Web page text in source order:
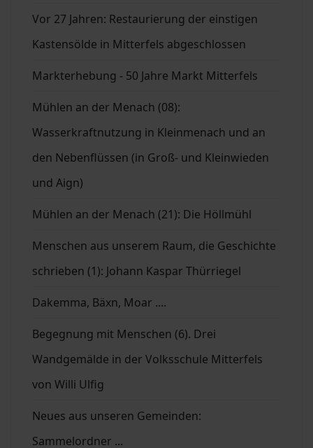
Vor 27 Jahren: Restaurierung der einstigen
Kastensölde in Mitterfels abgeschlossen
Markterhebung - 50 Jahre Markt Mitterfels
Mühlen an der Menach (08):
Wasserkraftnutzung in Kleinmenach und an
den Nebenflüssen (in Groß- und Kleinwieden
und Aign)
Mühlen an der Menach (21): Die Höllmühl
Menschen aus unserem Raum, die Geschichte
schrieben (1): Johann Kaspar Thürriegel
Dakemma, Bäxn, Moar ....
Begegnung mit Menschen (6). Drei
Wandgemälde in der Volksschule Mitterfels
von Willi Ulfig
Neues aus unseren Gemeinden:
Sammelordner ...